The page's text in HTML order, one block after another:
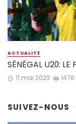
ACTUALITÉ
SÉNÉGAL U20:
11 mai 2023
SUIVEZ-NOUS